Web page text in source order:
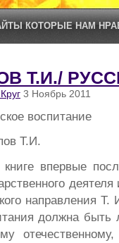
КОТОРЫЕ НАМ
Т.И./
3 Ноябрь 2011
воспитание
Т.И.
впервые
направления
должна быть